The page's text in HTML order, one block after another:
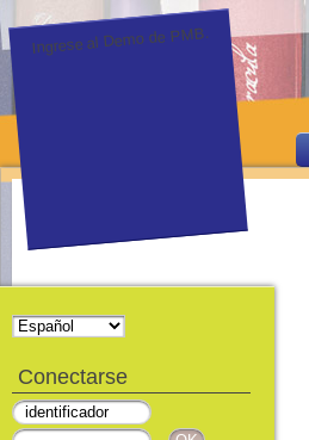
Ingrese al Demo de PMB.
Conectarse